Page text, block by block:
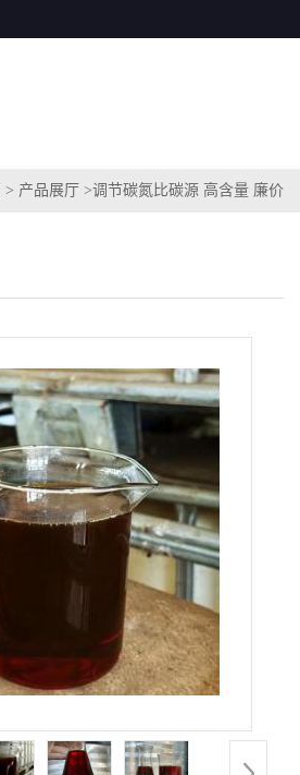
> 产品展厅 >调节碳氮比碳源 高含量 廉价